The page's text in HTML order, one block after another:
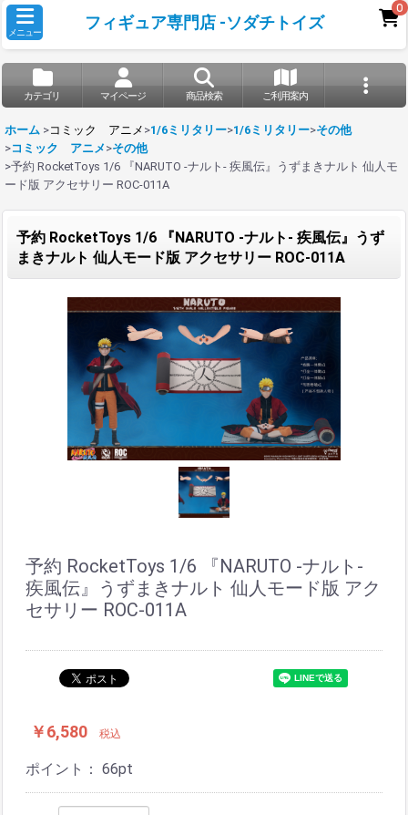
メニュー
フィギュア専門店 -ソダチトイズ
0
カテゴリ マイページ 商品検索 ご利用案内
ホーム >コミック アニメ >1/6ミリタリー>1/6ミリタリー>その他
>コミック アニメ >その他
>予約 RocketToys 1/6 『NARUTO -ナルト- 疾風伝』うずまきナルト 仙人モ
ード版 アクセサリー ROC-011A
予約 RocketToys 1/6 『NARUTO -ナルト- 疾風伝』うず
まきナルト 仙人モード版 アクセサリー ROC-011A
予約 RocketToys 1/6 『NARUTO -ナルト-
疾風伝』うずまきナルト 仙人モード版 アク
セサリー ROC-011A
￥6,580 税込
ポイント： 66pt